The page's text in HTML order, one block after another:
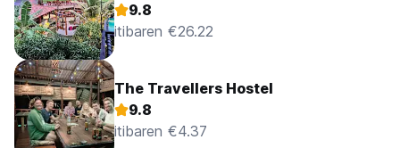
9.8
itibaren €26.22
The Travellers Hostel
9.8
itibaren €4.37